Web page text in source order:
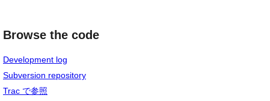
Browse the code
Development log
Subversion repository
Trac で参照